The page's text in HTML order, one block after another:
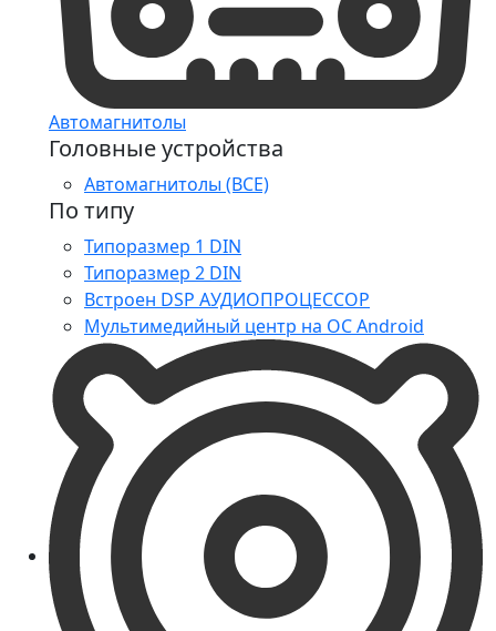
Автомагнитолы
Головные устройства
Автомагнитолы (ВСЕ)
По типу
Типоразмер 1 DIN
Типоразмер 2 DIN
Встроен DSP АУДИОПРОЦЕССОР
Мультимедийный центр на ОС Android